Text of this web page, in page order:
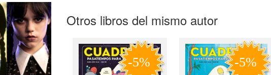
Otros libros del mismo autor